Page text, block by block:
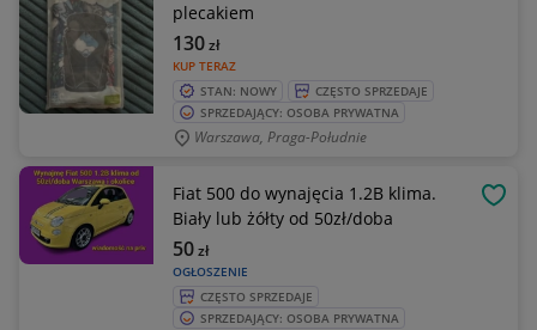
plecakiem
KUP TERAZ
130zł
STAN: NOWY
CZĘSTO SPRZEDAJE
SPRZEDAJĄCY: OSOBA PRYWATNA
Warszawa, Praga-Południe
Fiat 500 do wynajęcia 1.2B klima.
Biały lub żółty od 50zł/doba
OGŁOSZENIE
50zł
CZĘSTO SPRZEDAJE
SPRZEDAJĄCY: OSOBA PRYWATNA